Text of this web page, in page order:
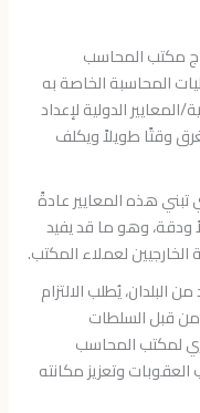
مكتب المحاسب
المحاسبة الخاصة به
المعايير الدولية لإعداد
وقتًا طويلاً ويكلف
هذه المعايير عادةً
ودقة، وهو ما قد يفيد
الخارجيين لعملاء المكتب.
البلدان، يُطلب الالتزام
من قبل السلطات
لمكتب المحاسب
العقوبات وتعزيز مكانته